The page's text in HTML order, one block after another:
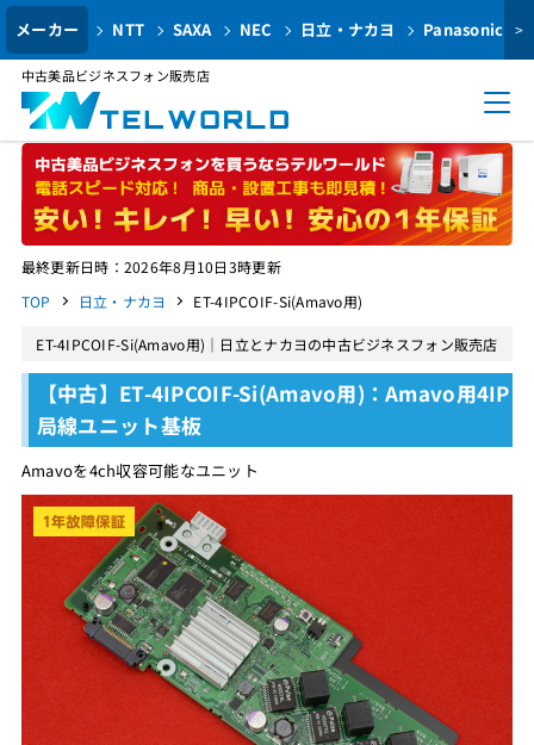
メーカー NTT SAXA NEC 日立・ナカヨ Panasonic >
中古美品ビジネスフォン販売店
最終更新日時：2026年8月10日3時更新
TOP
日立・ナカヨ ET-4IPCOIF-Si(Amavo用)
ET-4IPCOIF-Si(Amavo用)｜日立とナカヨの中古ビジネスフォン販売店
【中古】ET-4IPCOIF-Si(Amavo用)：Amavo用4IP
局線ユニット基板
Amavoを4ch収容可能なユニット